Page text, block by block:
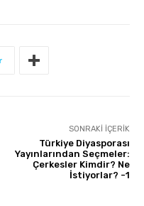
SONRAKI İÇERIK
Türkiye Diyasporası
Yayınlarından Seçmeler:
Çerkesler Kimdir? Ne
İstiyorlar? -1